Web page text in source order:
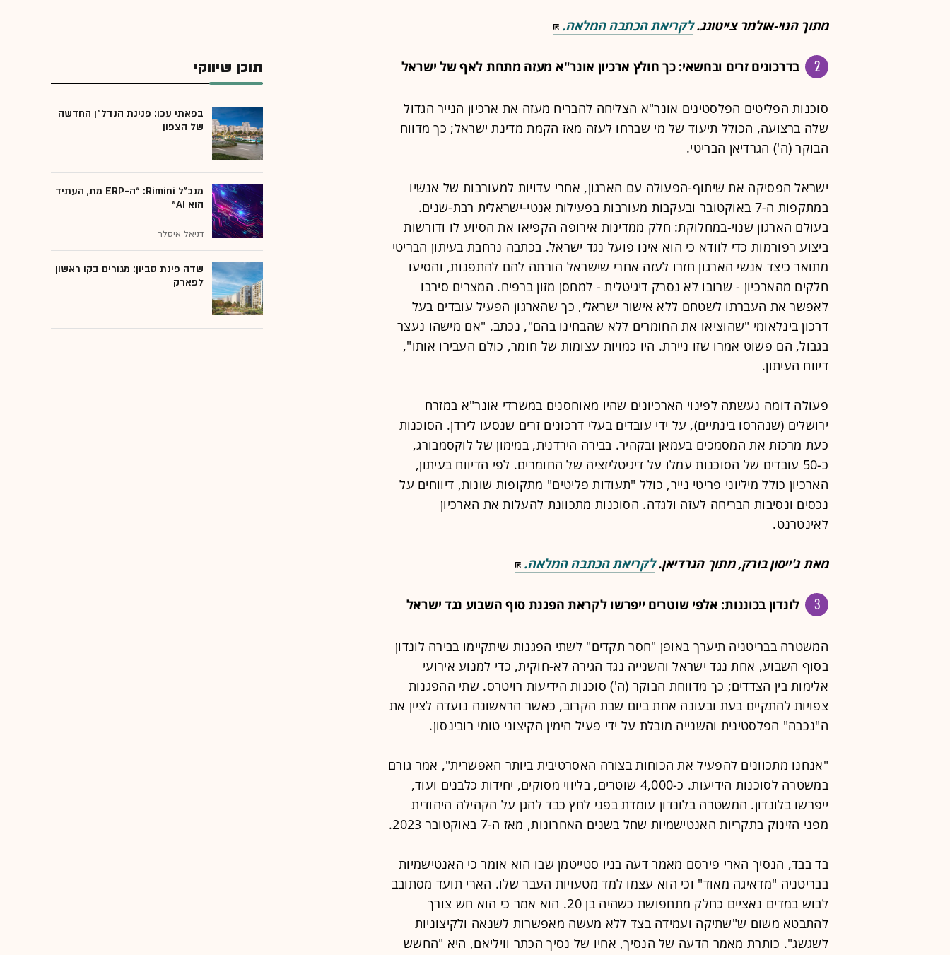
מתוך הנוי-אולמר צייטונג.לקריאת הכתבה המלאה.
2 בדרכונים זרים ובחשאי: כך חולץ ארכיון אונר"א מעזה מתחת לאף של ישראל
סוכנות הפליטים הפלסטינים אונר"א הצליחה להבריח מעזה את ארכיון הנייר הגדול
שלה ברצועה, הכולל תיעוד של מי שברחו לעזה מאז הקמת מדינת ישראל; כך מדווח
הבוקר (ה') הגרדיאן הבריטי.
ישראל הפסיקה את שיתוף-הפעולה עם הארגון, אחרי עדויות למעורבות של אנשיו
במתקפות ה-7 באוקטובר ובעקבות מעורבות בפעילות אנטי-ישראלית רבת-שנים.
בעולם הארגון שנוי-במחלוקת: חלק ממדינות אירופה הקפיאו את הסיוע לו ודורשות
ביצוע רפורמות כדי לוודא כי הוא אינו פועל נגד ישראל. בכתבה נרחבת בעיתון הבריטי
מתואר כיצד אנשי הארגון חזרו לעזה אחרי שישראל הורתה להם להתפנות, והסיעו
חלקים מהארכיון - שרובו לא נסרק דיגיטלית - למחסן מזון ברפיח. המצרים סירבו
לאפשר את העברתו לשטחם ללא אישור ישראלי, כך שהארגון הפעיל עובדים בעל
דרכון בינלאומי "שהוציאו את החומרים ללא שהבחינו בהם", נכתב. "אם מישהו נעצר
בגבול, הם פשוט אמרו שזו ניירת. היו כמויות עצומות של חומר, כולם העבירו אותו",
דיווח העיתון.
פעולה דומה נעשתה לפינוי הארכיונים שהיו מאוחסנים במשרדי אונר"א במזרח
ירושלים (שנהרסו בינתיים), על ידי עובדים בעלי דרכונים זרים שנסעו לירדן. הסוכנות
כעת מרכזת את המסמכים בעמאן ובקהיר. בבירה הירדנית, במימון של לוקסמבורג,
כ-50 עובדים של הסוכנות עמלו על דיגיטליזציה של החומרים. לפי הדיווח בעיתון,
הארכיון כולל מיליוני פריטי נייר, כולל "תעודות פליטים" מתקופות שונות, דיווחים על
נכסים ונסיבות הבריחה לעזה ולגדה. הסוכנות מתכוונת להעלות את הארכיון
לאינטרנט.
מאת ג'ייסון בורק, מתוך הגרדיאן.לקריאת הכתבה המלאה.
3 לונדון בכוננות: אלפי שוטרים ייפרשו לקראת הפגנת סוף השבוע נגד ישראל
המשטרה בבריטניה תיערך באופן "חסר תקדים" לשתי הפגנות שיתקיימו בבירה לונדון
בסוף השבוע, אחת נגד ישראל והשנייה נגד הגירה לא-חוקית, כדי למנוע אירועי
אלימות בין הצדדים; כך מדווחת הבוקר (ה') סוכנות הידיעות רויטרס. שתי ההפגנות
צפויות להתקיים בעת ובעונה אחת ביום שבת הקרוב, כאשר הראשונה נועדה לציין את
ה"נכבה" הפלסטינית והשנייה מובלת על ידי פעיל הימין הקיצוני טומי רובינסון.
"אנחנו מתכוונים להפעיל את הכוחות בצורה האסרטיבית ביותר האפשרית", אמר גורם
במשטרה לסוכנות הידיעות. כ-4,000 שוטרים, בליווי מסוקים, יחידות כלבנים ועוד,
ייפרשו בלונדון. המשטרה בלונדון עומדת בפני לחץ כבד להגן על הקהילה היהודית
מפני הזינוק בתקריות האנטישמיות שחל בשנים האחרונות, מאז ה-7 באוקטובר 2023.
בד בבד, הנסיך הארי פירסם מאמר דעה בניו סטייטמן שבו הוא אומר כי האנטישמיות
בבריטניה "מדאיגה מאוד" וכי הוא עצמו למד מטעויות העבר שלו. הארי תועד מסתובב
לבוש במדים נאציים כחלק מתחפושת כשהיה בן 20. הוא אמר כי הוא חש צורך
להתבטא משום ש"שתיקה ועמידה בצד ללא מעשה מאפשרות לשנאה ולקיצוניות
לשגשג". כותרת מאמר הדעה של הנסיך, אחיו של נסיך הכתר וויליאם, היא "החשש
תוכן שיווקי
בפאתי עכו: פנינת הנדל"ן החדשה
של הצפון
מנכ״ל Rimini: “ה-ERP מת, העתיד
הוא AI"
דניאל איסלר
שדה פינת סביון: מגורים בקו ראשון
לפארק